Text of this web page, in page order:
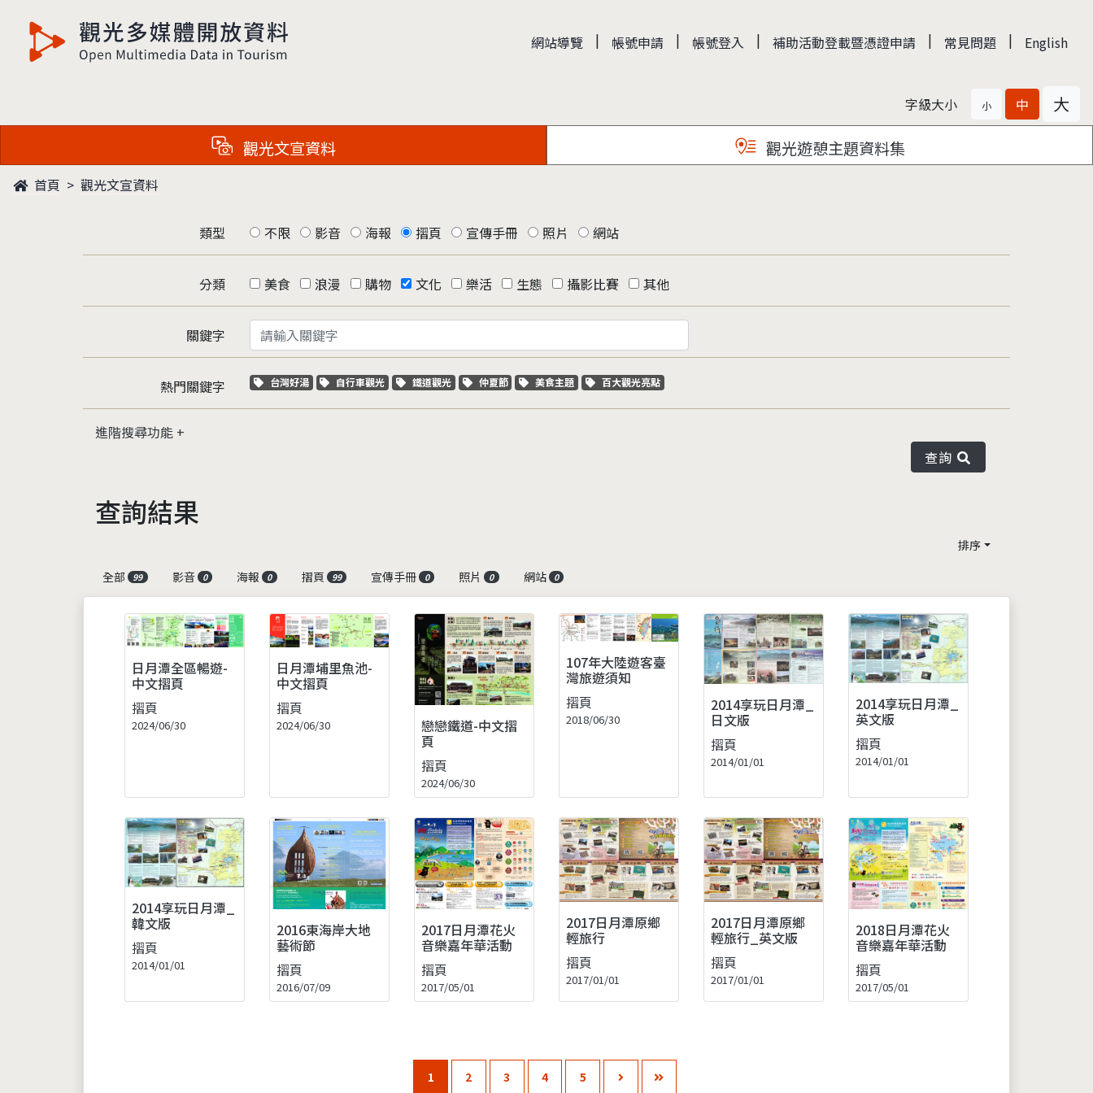
觀光多媒體開放資料 網站導覽 | 帳號申請 | 帳號登入 | 補助活動登載暨憑證申請 | 常見問題 | English
字級大小 小 中 大
觀光文宣資料 觀光遊憩主題資料集
首頁 觀光文宣資料
類型 不限 影音 海報 摺頁 宣傳手冊 照片 網站
分類 美食 浪漫 購物 文化 樂活 生態 攝影比賽 其他
關鍵字
熱門關鍵字 關鍵字標籤
台灣好湯 關鍵字標籤
自行車觀光 關鍵字標籤
鐵道觀光 關鍵字標籤
仲夏節 關鍵字標籤
美食主題 關鍵字標籤
百大觀光亮點
進階搜尋功能
查詢
查詢結果
排序
全部
99 影音 0 海報 0 摺頁 99 宣傳手冊 0 照片 0 網站 0
日月潭全區暢遊-
中文摺頁
摺頁
2024/06/30
日月潭埔里魚池-
中文摺頁
摺頁
2024/06/30 戀戀鐵道-中文摺
頁
摺頁
2024/06/30
107年大陸遊客臺
灣旅遊須知
摺頁
2018/06/30
2014享玩日月潭_
日文版
摺頁
2014/01/01
2014享玩日月潭_
英文版
摺頁
2014/01/01
2014享玩日月潭_
韓文版
摺頁
2014/01/01
2016東海岸大地
藝術節
摺頁
2016/07/09
2017日月潭花火
音樂嘉年華活動
摺頁
2017/05/01
2017日月潭原鄉
輕旅行
摺頁
2017/01/01
2017日月潭原鄉
輕旅行_英文版
摺頁
2017/01/01
2018日月潭花火
音樂嘉年華活動
摺頁
2017/05/01
1 2 3 4 5